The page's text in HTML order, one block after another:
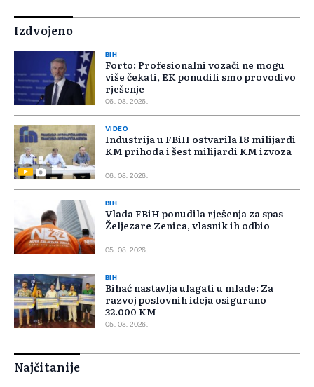
Izdvojeno
BIH
Forto: Profesionalni vozači ne mogu
više čekati, EK ponudili smo provodivo
rješenje
06. 08. 2026.
VIDEO
Industrija u FBiH ostvarila 18 milijardi
KM prihoda i šest milijardi KM izvoza
06. 08. 2026.
BIH
Vlada FBiH ponudila rješenja za spas
Željezare Zenica, vlasnik ih odbio
05. 08. 2026.
BIH
Bihać nastavlja ulagati u mlade: Za
razvoj poslovnih ideja osigurano
32.000 KM
05. 08. 2026.
Najčitanije